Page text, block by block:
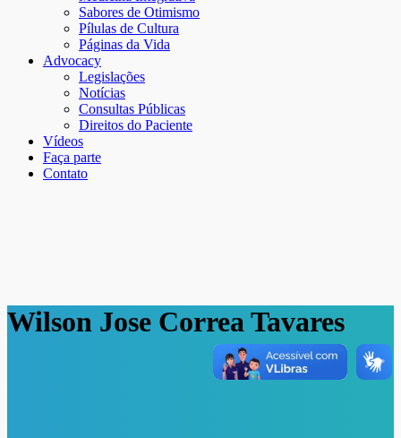
Sabores de Otimismo
Pílulas de Cultura
Páginas da Vida
Advocacy
Legislações
Notícias
Consultas Públicas
Direitos do Paciente
Vídeos
Faça parte
Contato
Wilson Jose Correa Tavares